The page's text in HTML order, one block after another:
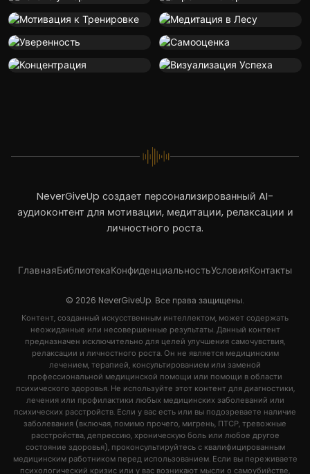
NeverGiveUp создает персонализированный AI-
аудиоконтент для мотивации, медитации, релаксации и
личностного роста.
ГлавнаяБиблиотекаКонфиденциальностьУсловияКонтакты
© 2026 NeverGiveUp. Все права защищены.
Контент, созданный искусственным интеллектом, может содержать
неожиданные или несовершенные результаты. Данный контент
предназначен исключительно для целей улучшения самочувствия,
релаксации и личностного роста. Он не является медицинским
лечением, терапией, консультированием или заменой
профессиональной медицинской помощи или помощи в области
психического здоровья. Не используйте этот контент для диагностики,
лечения или профилактики любых медицинских заболеваний или
психических расстройств. Если у вас есть или вы подозреваете наличие
заболевания (включая, помимо прочего, мигрень, ПТСР, тревожные
расстройства, депрессию, хроническую боль или любое другое
состояние здоровья), проконсультируйтесь с квалифицированным
медицинским работником перед использованием. Если вы переживаете
психологический кризис или у вас возникают мысли о самоубийстве,